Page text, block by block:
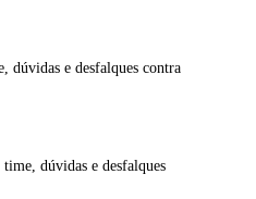
dúvidas e desfalques contra
dúvidas e desfalques